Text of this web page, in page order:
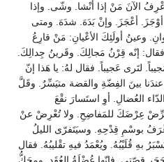
الآنَ مَنْ إذا أنْشا. وشّى. وإذا
أعْجَزَ. وإنْ بَدَهَ. شدَهَ. ومتى
وعينُ أولَئِكَ الأعْيانِ: مَنْ قارِعُ
إنّه قِرْنُ مَجالِكَ. وقَرينُ جِدالِكَ.
لتَرى عَجيباً. فقال لهُ: يا هَذا إنّ
عندَنا بينَ الفِضّةِ والقضة متيَسِّرٌ. وقَلَّ
العُضالِ. أوِ استَسارَ نقْعَ
تُعرِّضْ عِرْضَكَ للمَفاضِحِ. ولا تُعْرِضْ عنْ
بوسْمِ قِدْحِهِ. وسيَتَفرّى الليلُ
بهِ قُلَيْبُهُ. ويُعْمَدُ فيهِ تقْليبُهُ. فقال